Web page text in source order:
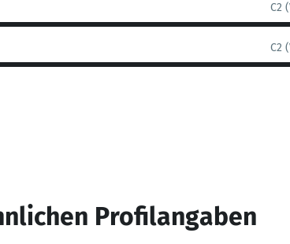
C2
C2
Profilangaben